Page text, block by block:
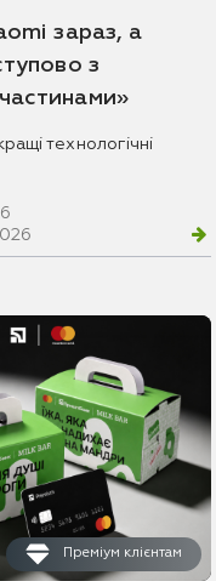
зараз, а
з
технологічні
Преміум клієнтам